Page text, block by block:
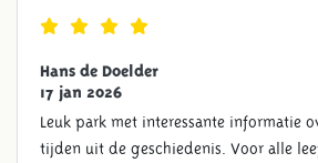
Hans de Doelder
17 jan 2026
Leuk park met interessante informatie
tijden uit de geschiedenis. Voor alle